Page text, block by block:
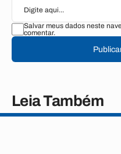
Salvar meus dados neste
comentar.
Leia Também